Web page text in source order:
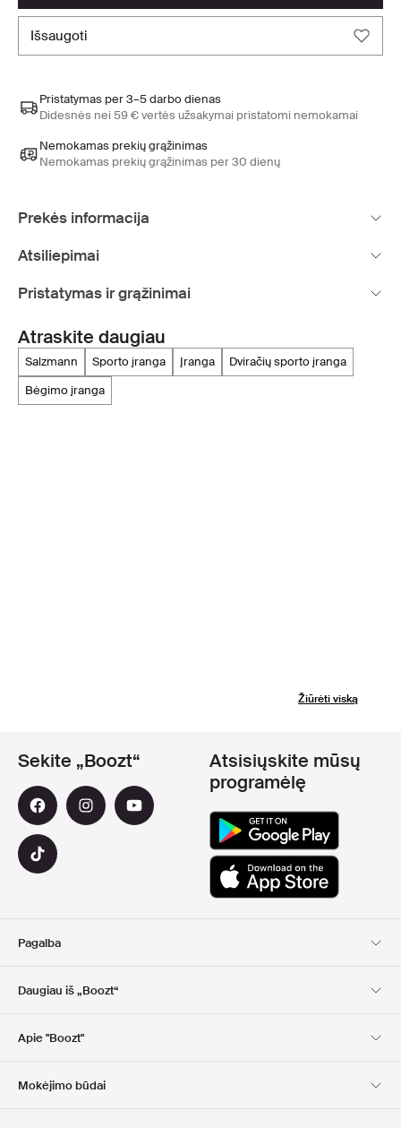
išsaugoti
Pristatymas per 3–5 darbo dienas
Didesnės nei 59 € vertės užsakymai pristatomi nemokamai
Nemokamas prekių grąžinimas
Nemokamas prekių grąžinimas per 30 dienų
Prekės informacija
Atsiliepimai
Pristatymas ir grąžinimai
Atraskite daugiau
salzmann sporto įranga įranga
dviračių sporto įranga
bėgimo įranga
Žiūrėti viską
Pagalba
Daugiau iš „Boozt“
Club Boozt
Apie "Boozt"
Sekite „Boozt“
Atsisiųskite mūsų
programėlę
Mokėjimo būdai